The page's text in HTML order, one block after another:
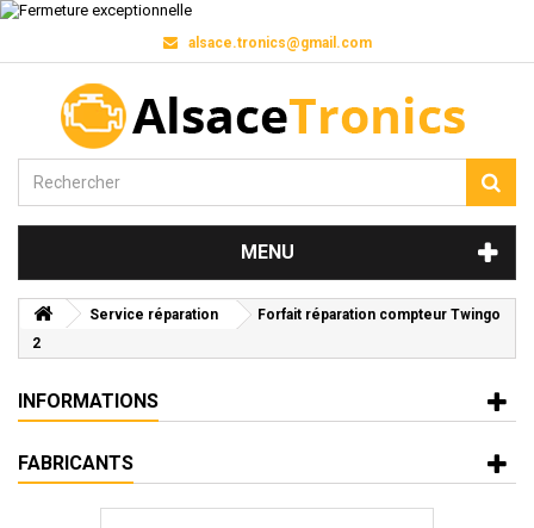
alsace.tronics@gmail.com
MENU
Service réparation
Forfait réparation compteur Twingo
2
INFORMATIONS
FABRICANTS